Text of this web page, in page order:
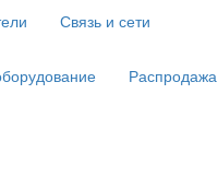
Связь и сети
Распродажа